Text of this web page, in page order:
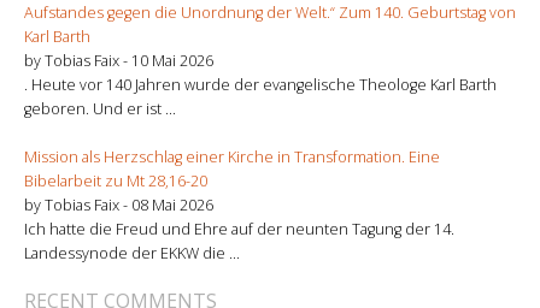
Aufstandes gegen die Unordnung der Welt.“ Zum 140. Geburtstag von
Karl Barth
by Tobias Faix - 10 Mai 2026
. Heute vor 140 Jahren wurde der evangelische Theologe Karl Barth
geboren. Und er ist ...
Mission als Herzschlag einer Kirche in Transformation. Eine
Bibelarbeit zu Mt 28,16-20
by Tobias Faix - 08 Mai 2026
Ich hatte die Freud und Ehre auf der neunten Tagung der 14.
Landessynode der EKKW die ...
RECENT COMMENTS